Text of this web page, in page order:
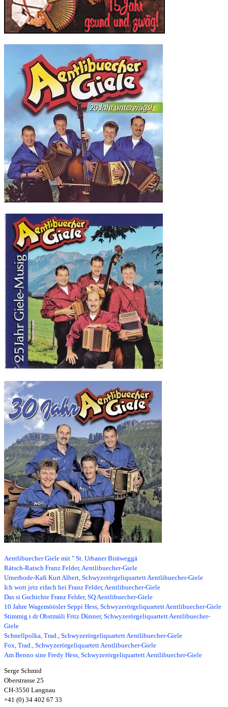
Aentlibuecher Giele mit " St. Urbaner Biräweggä
Rätsch-Ratsch Franz Felder, Aentlibuecher-Giele
Urnerbode-Kafi Kurt Albert, Schwyzerörgeliquartett Aentlibuecher-Giele
Ich wott jetz eifach hei Franz Felder, Aentlibuecher-Giele
Das si Gschichte Franz Felder, SQ Aentlibuecher-Giele
10 Jahre Wagemöösler Seppi Hess, Schwyzerörgeliquartett Aentlibuecher-Giele
Stimmig i dr Obstmüli Fritz Dünner, Schwyzerörgeliquartett Aentlibuecher-
Giele
Schnellpolka, Trad., Schwyzerörgeliquartett Aentlibuecher-Giele
Fox, Trad., Schwyzerörgeliquartett Aentlibuecher-Giele
Am Benno sine Fredy Hess, Schwyzerörgeliquartett Aentlibuecher-Giele
Serge Schmid
Oberstrasse 25
CH-3550 Langnau
+41 (0) 34 402 67 33